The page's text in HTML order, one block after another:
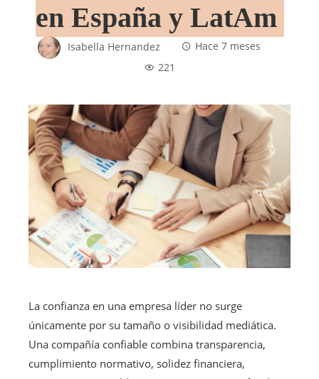
en España y LatAm
Isabella Hernandez
Hace 7 meses
221
La confianza en una empresa líder no surge
únicamente por su tamaño o visibilidad mediática.
Una compañía confiable combina transparencia,
cumplimiento normativo, solidez financiera,